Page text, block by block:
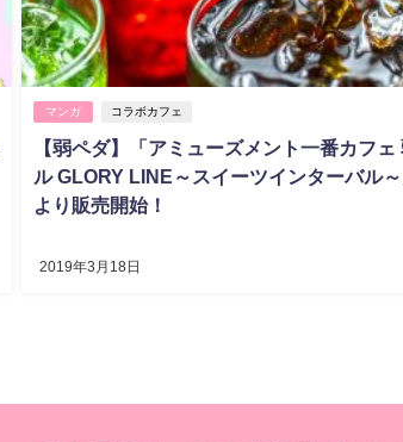
マンガ コラボカフェ
【弱ペダ】「アミューズメント一番カフェ
ル GLORY LINE～スイーツインターバル
より販売開始！
2019年3月18日